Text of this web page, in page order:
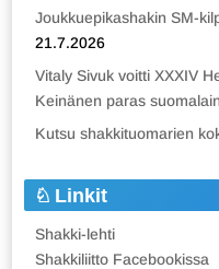
Joukkuepikashakin SM-
21.7.2026
Vitaly Sivuk voitti XXXIV
Keinänen paras
Kutsu shakkituomarien
Linkit
Shakki-lehti
Shakkiliitto Facebookissa